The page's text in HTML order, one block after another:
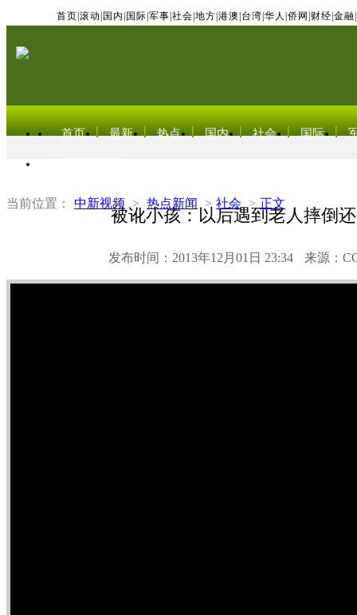
首页 滚动 国内 国际 军事 社会 地方 港澳 台湾 华人 侨网 财经 金融
首页 最新 热点 国内 社会 国际
当前位置： 中新视频 > 热点新闻 > 社会 > 正文
被讹小孩：以后遇到老人摔倒
发布时间：2013年12月01日 23:34 来源：